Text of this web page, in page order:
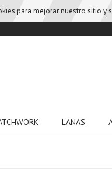
para mejorar nuestro sitio y
LANAS